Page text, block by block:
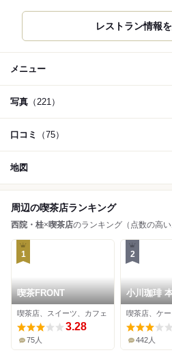
レストラン情報
メニュー
写真 （221）
口コミ （75）
地図
周辺の喫茶店ランキング
西院・桂×喫茶店のランキング（点数の高い
1
喫茶FRONT
喫茶店、スイーツ、カフェ
3.28
75人
2
小川珈琲
喫茶店、ケ
442人